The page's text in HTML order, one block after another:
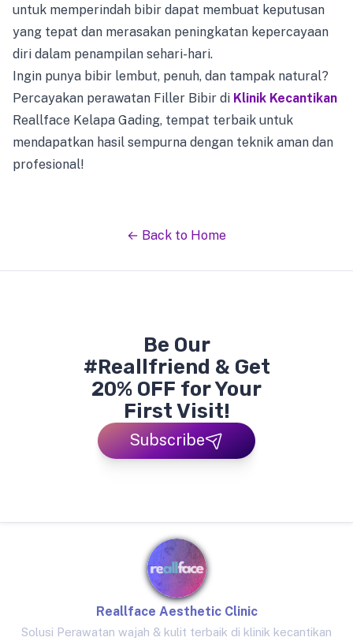
untuk memperindah bibir dapat membuat keputusan
yang tepat dan merasakan peningkatan kepercayaan
diri dalam penampilan sehari-hari.
Ingin punya bibir lembut, penuh, dan tampak natural?
Percayakan perawatan Filler Bibir di Klinik Kecantikan
Reallface Kelapa Gading, tempat terbaik untuk
mendapatkan hasil sempurna dengan teknik aman dan
profesional!
← Back to Home
Be Our
#Reallfriend & Get
20% OFF for Your
First Visit!
Subscribe
Reallface Aesthetic Clinic
Solusi Perawatan wajah & kulit terbaik di klinik kecantikan